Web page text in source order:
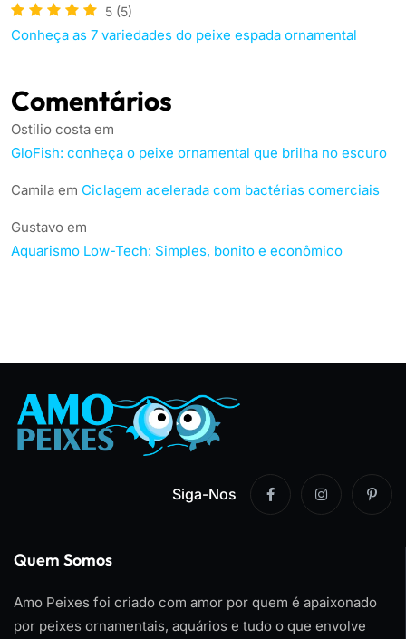
5 (5)
Conheça as 7 variedades do peixe espada ornamental
Comentários
Ostilio costa em
GloFish: conheça o peixe ornamental que brilha no escuro
Camila em Ciclagem acelerada com bactérias comerciais
Gustavo em
Aquarismo Low-Tech: Simples, bonito e econômico
Siga-Nos
Quem Somos
Amo Peixes foi criado com amor por quem é apaixonado
por peixes ornamentais, aquários e tudo o que envolve